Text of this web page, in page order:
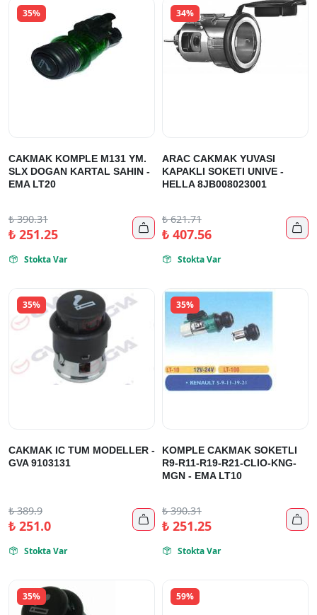
35%
CAKMAK KOMPLE M131 YM.
SLX DOGAN KARTAL SAHIN -
EMA LT20
₺390.31
₺251.25 
 Stokta Var
34%
ARAC CAKMAK YUVASI
KAPAKLI SOKETI UNIVE -
HELLA 8JB008023001
₺621.71
₺407.56 
 Stokta Var
35%
CAKMAK IC TUM MODELLER -
GVA 9103131
₺389.9
₺251.0 
 Stokta Var
35%
KOMPLE CAKMAK SOKETLI
R9-R11-R19-R21-CLIO-KNG-
MGN - EMA LT10
₺390.31
₺251.25 
 Stokta Var
35% 59%